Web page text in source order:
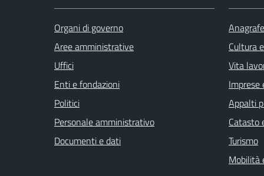
Organi di governo
Aree amministrative
Uffici
Enti e fondazioni
Politici
Personale amministrativo
Documenti e dati
Cultura
Vita
Imprese
Appalti
Catasto
Turismo
Mobilità